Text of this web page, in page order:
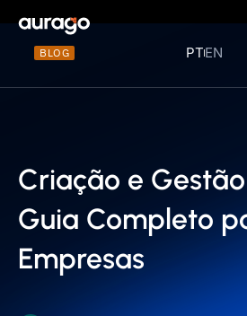
BLOG PTEN
Criação e
Guia Completo
Empresas